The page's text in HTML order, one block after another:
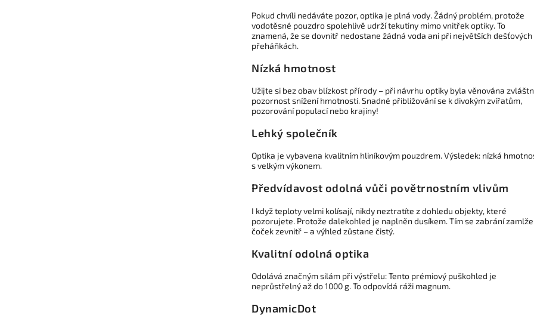
Pokud chvíli nedáváte pozor, optika je plná vody. Žádný problém, protože
vodotěsné pouzdro spolehlivě udrží tekutiny mimo vnitřek optiky. To
znamená, že se dovnitř nedostane žádná voda ani při největších dešťových
přeháňkách.
Nízká hmotnost
Užijte si bez obav blízkost přírody – při návrhu optiky byla věnována
pozornost snížení hmotnosti. Snadné přibližování se k divokým zvířatům,
pozorování populací nebo krajiny!
Lehký společník
Optika je vybavena kvalitním hliníkovým pouzdrem. Výsledek: nízká
s velkým výkonem.
Předvídavost odolná vůči povětrnostním vlivům
I když teploty velmi kolísají, nikdy neztratíte z dohledu objekty, které
pozorujete. Protože dalekohled je naplněn dusíkem. Tím se zabrání
čoček zevnitř – a výhled zůstane čistý.
Kvalitní odolná optika
Odolává značným silám při výstřelu: Tento prémiový puškohled je
neprůstřelný až do 1000 g. To odpovídá ráži magnum.
DynamicDot